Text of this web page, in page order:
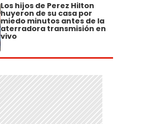
Los hijos de Perez Hilton
huyeron de su casa por
miedo minutos antes de la
aterradora transmisión en
vivo